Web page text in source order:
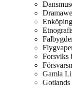
Forsviks
Gamla
Gotlands